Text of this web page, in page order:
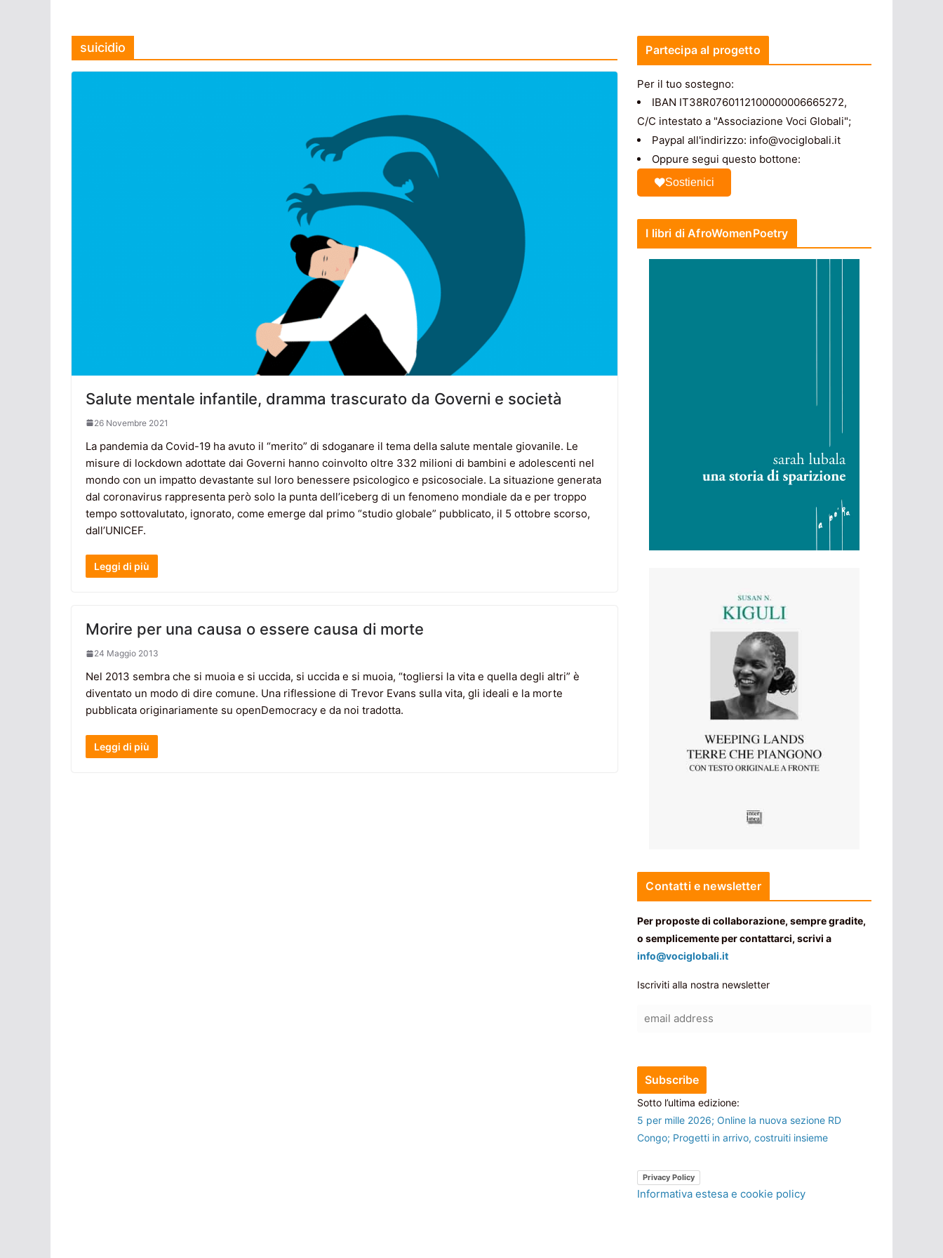
suicidio
Salute mentale infantile, dramma trascurato da Governi e società
26 Novembre 2021
La pandemia da Covid-19 ha avuto il “merito” di sdoganare il tema della salute mentale giovanile. Le
misure di lockdown adottate dai Governi hanno coinvolto oltre 332 milioni di bambini e adolescenti nel
mondo con un impatto devastante sul loro benessere psicologico e psicosociale. La situazione generata
dal coronavirus rappresenta però solo la punta dell’iceberg di un fenomeno mondiale da e per troppo
tempo sottovalutato, ignorato, come emerge dal primo “studio globale” pubblicato, il 5 ottobre scorso,
dall’UNICEF.
Leggi di più
Morire per una causa o essere causa di morte
24 Maggio 2013
Nel 2013 sembra che si muoia e si uccida, si uccida e si muoia, “togliersi la vita e quella degli altri” è
diventato un modo di dire comune. Una riflessione di Trevor Evans sulla vita, gli ideali e la morte
pubblicata originariamente su openDemocracy e da noi tradotta.
Leggi di più
Partecipa al progetto
Per il tuo sostegno:
IBAN IT38R0760112100000006665272,
C/C intestato a "Associazione Voci Globali";
Paypal all'indirizzo: info@vociglobali.it
Oppure segui questo bottone:
Sostienici
I libri di AfroWomenPoetry
Contatti e newsletter
Per proposte di collaborazione, sempre gradite,
o semplicemente per contattarci, scrivi a
info@vociglobali.it
Iscriviti alla nostra newsletter
Sotto l’ultima edizione:
5 per mille 2026; Online la nuova sezione RD
Congo; Progetti in arrivo, costruiti insieme
Privacy Policy
Informativa estesa e cookie policy